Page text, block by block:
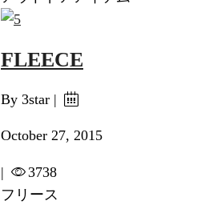
FLEECE
By 3star |
October 27, 2015
|
3738
フリース